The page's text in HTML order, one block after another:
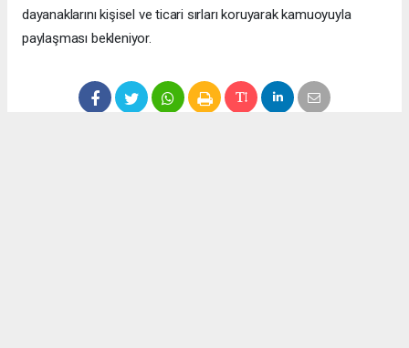
dayanaklarını kişisel ve ticari sırları koruyarak kamuoyuyla
paylaşması bekleniyor.